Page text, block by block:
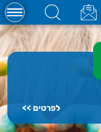
לפרטים >>